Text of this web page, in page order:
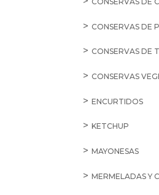
CONSERVAS DE
CONSERVAS DE
CONSERVAS
ENCURTIDOS
KETCHUP
MAYONESAS
MERMELADAS Y